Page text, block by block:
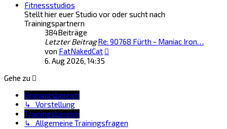
Fitnessstudios
Stellt hier euer Studio vor oder sucht nach
Trainingspartnern
384Beiträge
Letzter Beitrag Re: 90768 Fürth - Maniac Iron…
von FatNakedCat
6. Aug 2026, 14:35
Gehe zu
Eingangsbereich
↳ Vorstellung
Trainingsbereich
↳ Allgemeine Trainingsfragen